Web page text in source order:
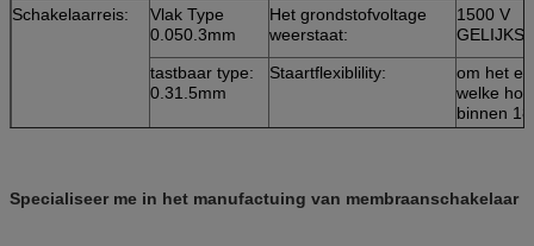
Schakelaarreis:
Vlak Type
0.050.3mm
Het grondstofvoltage
weerstaat:
1500 V
tastbaar type:
0.31.5mm
Staartflexiblility:
om het
welke
binnen
graad
Specialiseer me in het manufactuing van membraanschakelaar